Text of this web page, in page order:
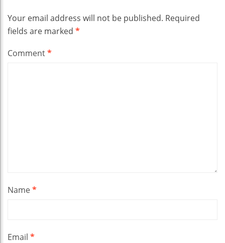
Your email address will not be published. Required
fields are marked *
Comment*
Name*
Email *